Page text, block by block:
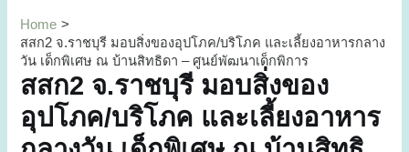
Home
สสก2 จ.ราชบุรี มอบสิ่งของอุปโภค/บริโภค และเลี้ยงอาหารกลาง
วัน เด็กพิเศษ ณ บ้านสิทธิดา – ศูนย์พัฒนาเด็กพิการ
สสก2 จ.ราชบุรี มอบสิ่งของ
อุปโภค/บริโภค และเลี้ยงอาหาร